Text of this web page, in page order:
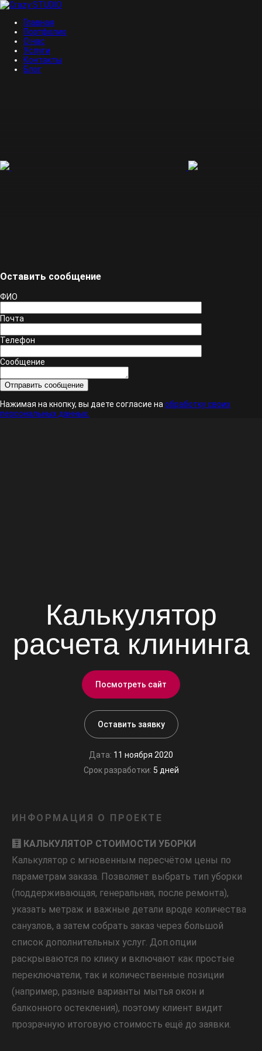
Главная
Портфолио
О нас
Услуги
Контакты
Блог
Оставить сообщение
ФИО
Почта
Телефон
Сообщение
Нажимая на кнопку, вы даете согласие на обработку своих
персональных данных.
Калькулятор
расчета клининга
Посмотреть сайт
Оставить заявку
Дата: 11 ноября 2020
Срок разработки: 5 дней
ИНФОРМАЦИЯ О ПРОЕКТЕ
🧮 КАЛЬКУЛЯТОР СТОИМОСТИ УБОРКИ
Калькулятор с мгновенным пересчётом цены по
параметрам заказа. Позволяет выбрать тип уборки
(поддерживающая, генеральная, после ремонта),
указать метраж и важные детали вроде количества
санузлов, а затем собрать заказ через большой
список дополнительных услуг. Доп.опции
раскрываются по клику и включают как простые
переключатели, так и количественные позиции
(например, разные варианты мытья окон и
балконного остекления), поэтому клиент видит
прозрачную итоговую стоимость ещё до заявки.